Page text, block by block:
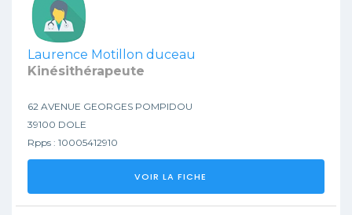
Laurence Motillon duceau
Kinésithérapeute
62 AVENUE GEORGES POMPIDOU
39100 DOLE
Rpps : 10005412910
VOIR LA FICHE